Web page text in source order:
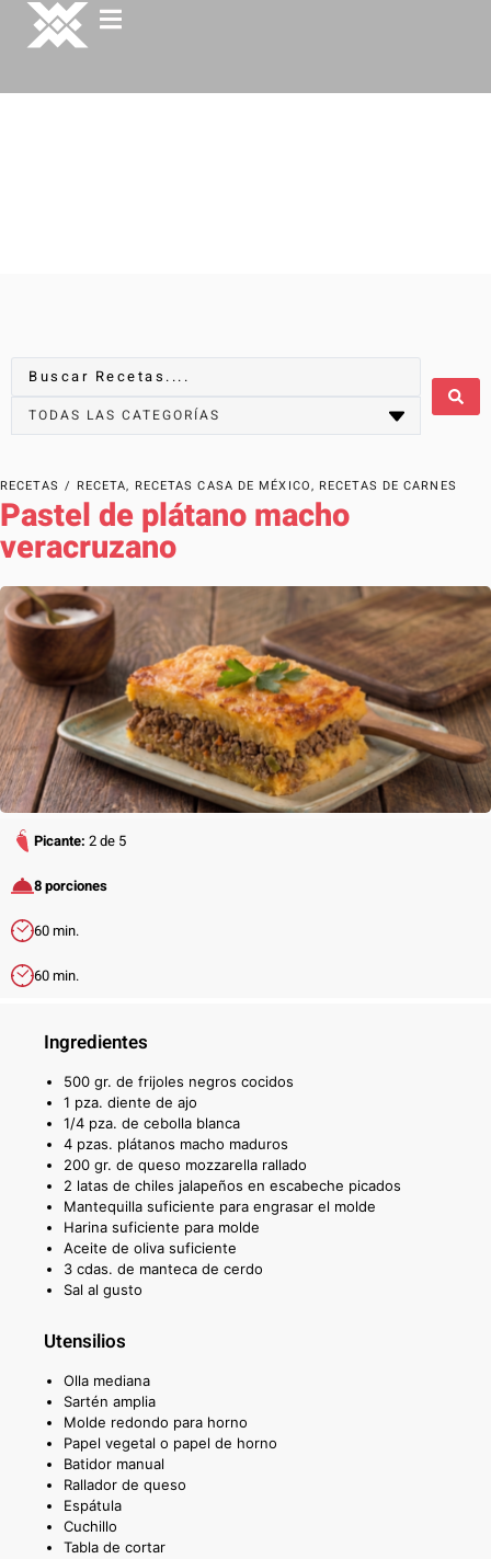
RECETAS / RECETA, RECETAS CASA DE MÉXICO, RECETAS DE CARNES
Pastel de plátano macho
veracruzano
Picante: 2 de 5
8 porciones
60 min.
60 min.
Ingredientes
500 gr. de frijoles negros cocidos
1 pza. diente de ajo
1/4 pza. de cebolla blanca
4 pzas. plátanos macho maduros
200 gr. de queso mozzarella rallado
2 latas de chiles jalapeños en escabeche picados
Mantequilla suficiente para engrasar el molde
Harina suficiente para molde
Aceite de oliva suficiente
3 cdas. de manteca de cerdo
Sal al gusto
Utensilios
Olla mediana
Sartén amplia
Molde redondo para horno
Papel vegetal o papel de horno
Batidor manual
Rallador de queso
Espátula
Cuchillo
Tabla de cortar